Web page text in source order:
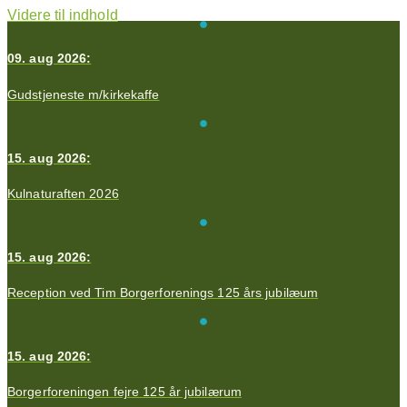
Videre til indhold
09. aug 2026:
Gudstjeneste m/kirkekaffe
15. aug 2026:
Kulnaturaften 2026
15. aug 2026:
Reception ved Tim Borgerforenings 125 års jubilæum
15. aug 2026:
Borgerforeningen fejre 125 år jubilærum